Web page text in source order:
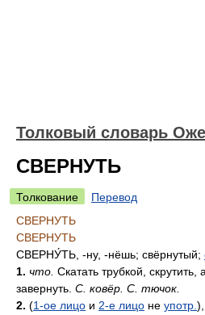
Толковый словарь
СВЕРНУТЬ
Толкование
Перевод
СВЕРНУТЬ
СВЕРНУТЬ
СВЕРНУ́ТЬ , -ну, -нёшь; свёрнутый;
1. что. Скатать трубкой,
завернуть. С. ковёр. С. тючок.
2. (1-ое лицо и 2-е лицо не употр. ),